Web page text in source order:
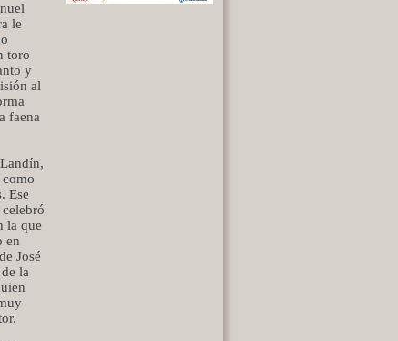
le
toro
y
al
faena
Ese
la que
en
José
la